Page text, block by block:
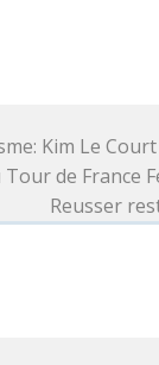
Kim Le
de France
Reusser